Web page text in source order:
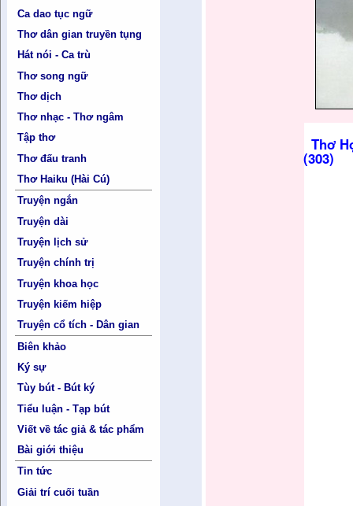
Ca dao tục ngữ
Thơ dân gian truyền tụng
Hát nói - Ca trù
Thơ song ngữ
Thơ dịch
Thơ nhạc - Thơ ngâm
Tập thơ
Thơ đấu tranh
Thơ Haiku (Hài Cú)
Truyện ngắn
Truyện dài
Truyện lịch sử
Truyện chính trị
Truyện khoa học
Truyện kiếm hiệp
Truyện cổ tích - Dân gian
Biên khảo
Ký sự
Tùy bút - Bút ký
Tiểu luận - Tạp bút
Viết về tác giả & tác phẩm
Bài giới thiệu
Tin tức
Giải trí cuối tuần
Thơ
(303)